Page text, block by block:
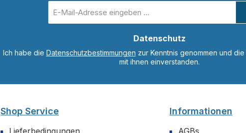
Mail-
Adresse
Datenschutz
Ich habe die Datenschutzbestimmungen zur Kenntnis genommen und die
mit ihnen einverstanden.
Shop Service
Lieferbedingungen
Informationen
AGBs